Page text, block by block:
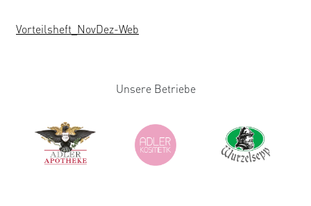
Vorteilsheft_NovDez-Web
Unsere Betriebe